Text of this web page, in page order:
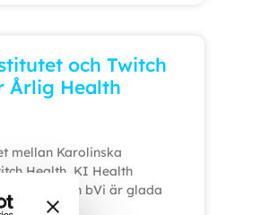
och Twitch
Årlig Health
mellan Karolinska
Health, KI Health
Utmaningen bVi är glada